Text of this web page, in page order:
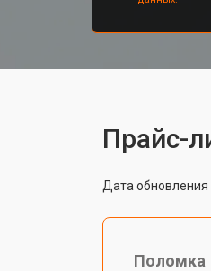
Прайс-
Дата обновления
Поломка